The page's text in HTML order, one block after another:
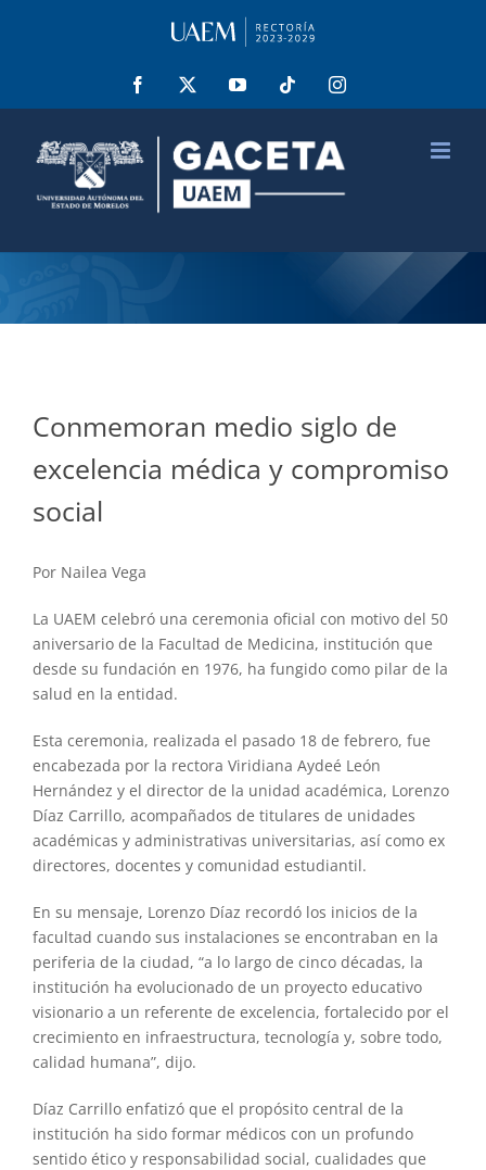
Facebook YouTube Tiktok Instagram
Conmemoran medio siglo de
excelencia médica y compromiso
social
Por Nailea Vega
La UAEM celebró una ceremonia oficial con motivo del 50
aniversario de la Facultad de Medicina, institución que
desde su fundación en 1976, ha fungido como pilar de la
salud en la entidad.
Esta ceremonia, realizada el pasado 18 de febrero, fue
encabezada por la rectora Viridiana Aydeé León
Hernández y el director de la unidad académica, Lorenzo
Díaz Carrillo, acompañados de titulares de unidades
académicas y administrativas universitarias, así como ex
directores, docentes y comunidad estudiantil.
En su mensaje, Lorenzo Díaz recordó los inicios de la
facultad cuando sus instalaciones se encontraban en la
periferia de la ciudad, “a lo largo de cinco décadas, la
institución ha evolucionado de un proyecto educativo
visionario a un referente de excelencia, fortalecido por el
crecimiento en infraestructura, tecnología y, sobre todo,
calidad humana”, dijo.
Díaz Carrillo enfatizó que el propósito central de la
institución ha sido formar médicos con un profundo
sentido ético y responsabilidad social, cualidades que